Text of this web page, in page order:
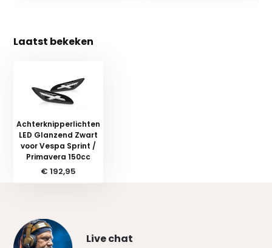
Laatst bekeken
Achterknipperlichten
LED Glanzend Zwart
voor Vespa Sprint /
Primavera 150cc
€ 192,95
Live chat